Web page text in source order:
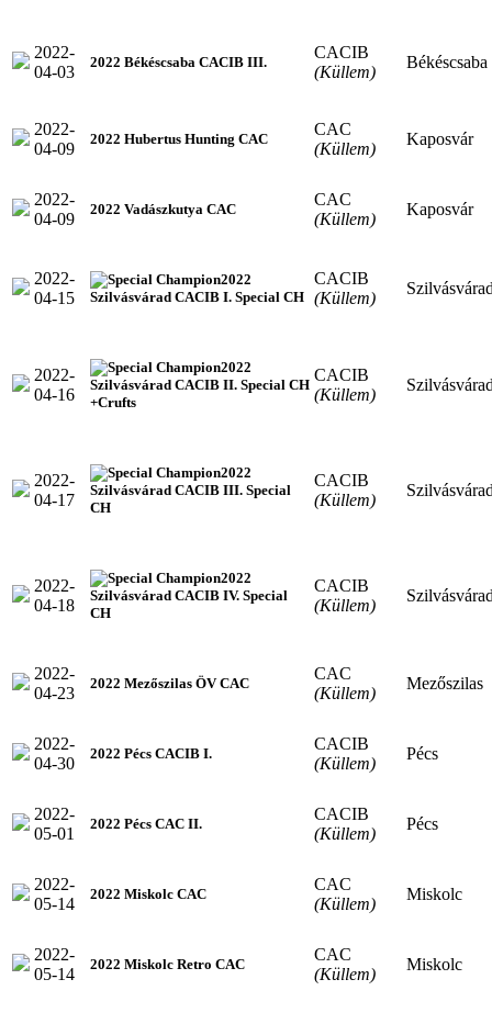
2022-
04-03
2022 Békéscsaba CACIB III.
CACIB
(Küllem)
Békéscsaba
2022-
04-09
2022 Hubertus Hunting CAC
CAC
(Küllem)
Kaposvár
2022-
04-09
2022 Vadászkutya CAC
CAC
(Küllem)
Kaposvár
2022-
04-15
2022
Szilvásvárad CACIB I. Special CH
CACIB
(Küllem)
2022-
04-16
2022
Szilvásvárad CACIB II. Special CH
+Crufts
CACIB
(Küllem)
2022-
04-17
2022
Szilvásvárad CACIB III. Special
CH
CACIB
(Küllem)
2022-
04-18
2022
Szilvásvárad CACIB IV. Special
CH
CACIB
(Küllem)
2022-
04-23
2022 Mezőszilas ÖV CAC
CAC
(Küllem)
Mezőszilas
2022-
04-30
2022 Pécs CACIB I.
CACIB
(Küllem)
Pécs
2022-
05-01
2022 Pécs CAC II.
CACIB
(Küllem)
Pécs
2022-
05-14
2022 Miskolc CAC
CAC
(Küllem)
Miskolc
2022-
05-14
2022 Miskolc Retro CAC
CAC
(Küllem)
Miskolc